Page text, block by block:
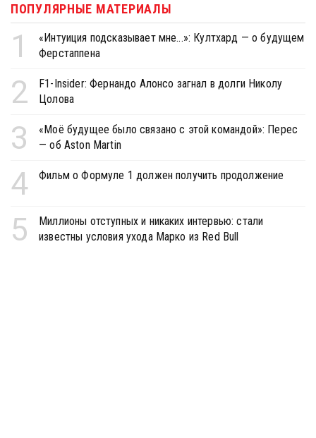
ПОПУЛЯРНЫЕ МАТЕРИАЛЫ
1
«Интуиция подсказывает мне...»: Култхард — о будущем
Ферстаппена
2
F1-Insider: Фернандо Алонсо загнал в долги Николу
Цолова
3
«Моё будущее было связано с этой командой»: Перес
— об Aston Martin
4 Фильм о Формуле 1 должен получить продолжение
5
Миллионы отступных и никаких интервью: стали
известны условия ухода Марко из Red Bull